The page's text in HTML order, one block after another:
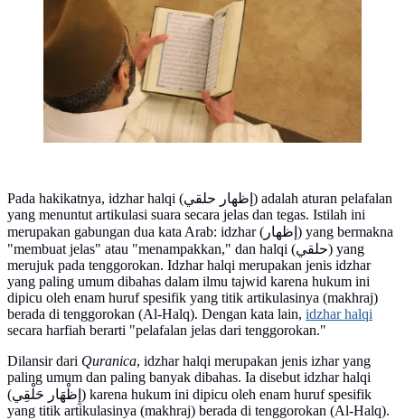
Pada hakikatnya, idzhar halqi (إظهار حلقي) adalah aturan pelafalan
yang menuntut artikulasi suara secara jelas dan tegas. Istilah ini
merupakan gabungan dua kata Arab: idzhar (إظهار) yang bermakna
"membuat jelas" atau "menampakkan," dan halqi (حلقي) yang
merujuk pada tenggorokan. Idzhar halqi merupakan jenis idzhar
yang paling umum dibahas dalam ilmu tajwid karena hukum ini
dipicu oleh enam huruf spesifik yang titik artikulasinya (makhraj)
berada di tenggorokan (Al-Halq). Dengan kata lain, idzhar halqi
secara harfiah berarti "pelafalan jelas dari tenggorokan."
Dilansir dari Quranica, idzhar halqi merupakan jenis izhar yang
paling umum dan paling banyak dibahas. Ia disebut idzhar halqi
(إِظْهَار حَلْقِي) karena hukum ini dipicu oleh enam huruf spesifik
yang titik artikulasinya (makhraj) berada di tenggorokan (Al-Halq).